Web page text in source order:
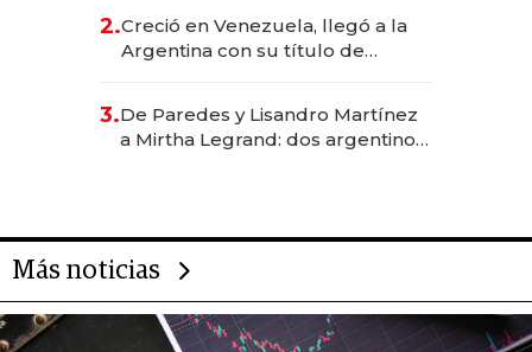
2.Creció en Venezuela, llegó a la
Argentina con su título de
las marcas "fast premium"
3.De Paredes y Lisandro Martínez
a Mirtha Legrand: dos argentinos
Más noticias